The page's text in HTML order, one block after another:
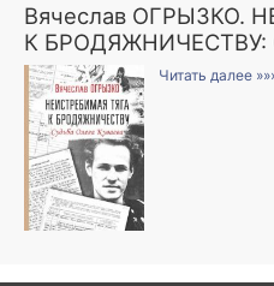
Вячеслав ОГРЫЗКО.
К БРОДЯЖНИЧЕСТВУ:
Читать далее